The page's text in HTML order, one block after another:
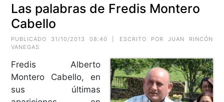
Las palabras de Fredis Montero
Cabello
PUBLICADO 31/10/2013 08:40 | ESCRITO POR JUAN RINCÓN
VANEGAS
Fredis Alberto
Montero Cabello, en
sus últimas